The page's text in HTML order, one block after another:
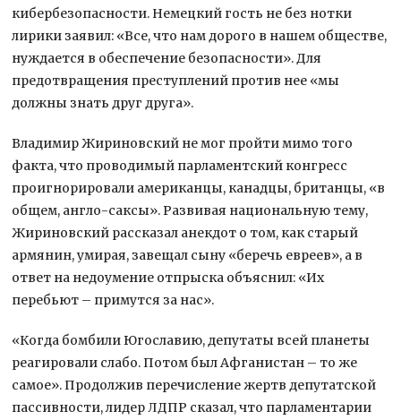
кибербезопасности. Немецкий гость не без нотки
лирики заявил: «Все, что нам дорого в нашем обществе,
нуждается в обеспечение безопасности». Для
предотвращения преступлений против нее «мы
должны знать друг друга».
Владимир Жириновский не мог пройти мимо того
факта, что проводимый парламентский конгресс
проигнорировали американцы, канадцы, британцы, «в
общем, англо-саксы». Развивая национальную тему,
Жириновский рассказал анекдот о том, как старый
армянин, умирая, завещал сыну «беречь евреев», а в
ответ на недоумение отпрыска объяснил: «Их
перебьют – примутся за нас».
«Когда бомбили Югославию, депутаты всей планеты
реагировали слабо. Потом был Афганистан – то же
самое». Продолжив перечисление жертв депутатской
пассивности, лидер ЛДПР сказал, что парламентарии